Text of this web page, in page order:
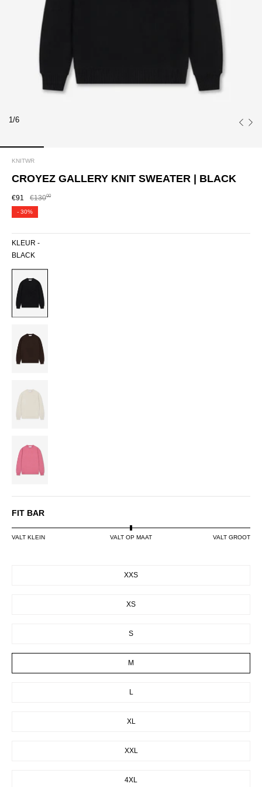
1/6
KNITWR
CROYEZ GALLERY KNIT SWEATER | BLACK
€91 €13000
- 30%
KLEUR -
BLACK
BLACK
BROWN
WHITE
PINK
FIT BAR
VALT KLEIN VALT OP MAAT VALT GROOT
XXS
XS
S
M
L
XL
XXL
4XL